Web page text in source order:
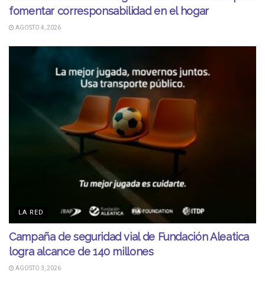
fomentar corresponsabilidad en el hogar
AGOSTO 4, 2026
LA RED
Campaña de seguridad vial de Fundación Aleatica
logra alcance de 140 millones
AGOSTO 3, 2026